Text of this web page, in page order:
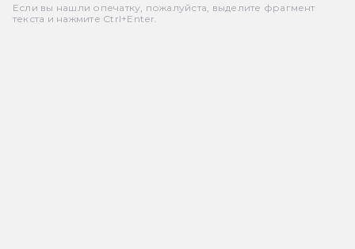
Если вы нашли опечатку, пожалуйста, выделите фрагмент
текста и нажмите Ctrl+Enter.